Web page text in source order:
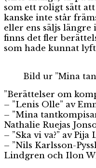
som ett roligt sätt
kanske inte står
eller ens säljs
finns det fler
som hade kunnat
Bild ur ”Mina
”Berättelser om
– ”Lenis Olle” av
– ”Mina
Nathalie Ruejas
– ”Ska vi va?” av
– ”Nils Karlsson-
Lindgren och Ilon